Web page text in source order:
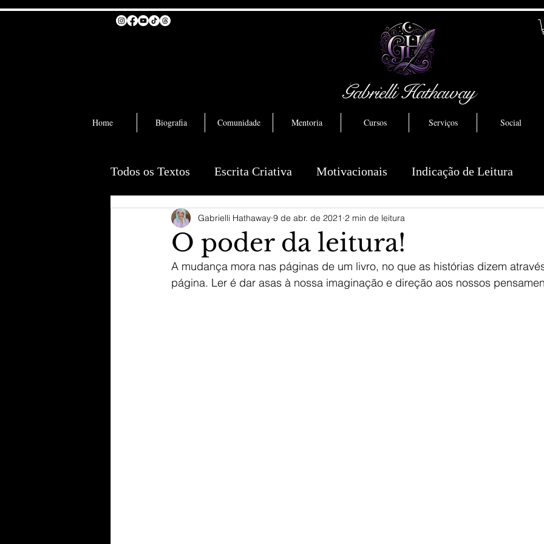
Gabrielli Hathaway
Home Biografia Comunidade Mentoria Cursos Serviços Social
Todos os Textos Escrita Criativa Motivacionais Indicação de Leitura
O poder da leitura!
Gabrielli Hathaway 9 de abr. de 2021 2 min de leitura
A mudança mora nas páginas de um livro, no que as histórias dizem
página. Ler é dar asas à nossa imaginação e direção aos nossos